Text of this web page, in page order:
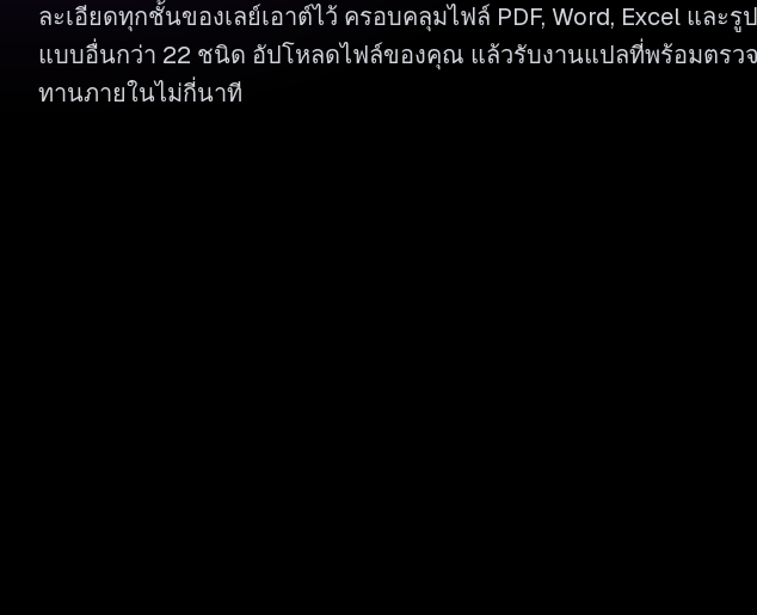
ละเอียดทุกชั้นของเลย์เอาต์ไว้ ครอบคลุมไฟล์ PDF, Word, Excel และรูป
แบบอื่นกว่า 22 ชนิด อัปโหลดไฟล์ของคุณ แล้วรับงานแปลที่พร้อมตรวจ
ทานภายในไม่กี่นาที